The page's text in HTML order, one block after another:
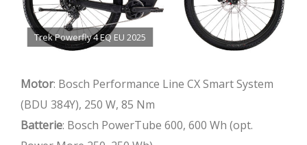
Trek Powerfly 4 EQ EU 2025
Motor: Bosch Performance Line CX Smart System
(BDU 384Y), 250 W, 85 Nm
Batterie: Bosch PowerTube 600, 600 Wh (opt.